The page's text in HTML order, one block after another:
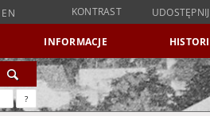
EN KONTRAST UDOSTĘPNIJ
INFORMACJE
?